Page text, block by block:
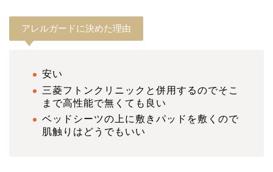
アレルガードに決めた理由
安い
三菱フトンクリニックと併用するのでそこ
まで高性能で無くても良い
ベッドシーツの上に敷きパッドを敷くので
肌触りはどうでもいい